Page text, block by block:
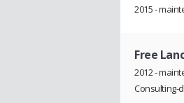
2015 -
Free
2012 -
Consulting-